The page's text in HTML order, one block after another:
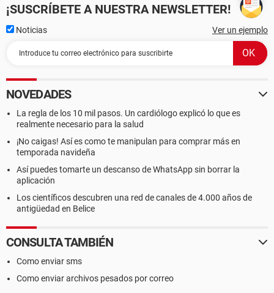
¡SUSCRÍBETE A NUESTRA NEWSLETTER!
Noticias Ver un ejemplo
NOVEDADES
La regla de los 10 mil pasos. Un cardiólogo explicó lo que es
realmente necesario para la salud
¡No caigas! Así es como te manipulan para comprar más en
temporada navideña
Así puedes tomarte un descanso de WhatsApp sin borrar la
aplicación
Los científicos descubren una red de canales de 4.000 años de
antigüedad en Belice
CONSULTA TAMBIÉN
Como enviar sms
Como enviar archivos pesados por correo